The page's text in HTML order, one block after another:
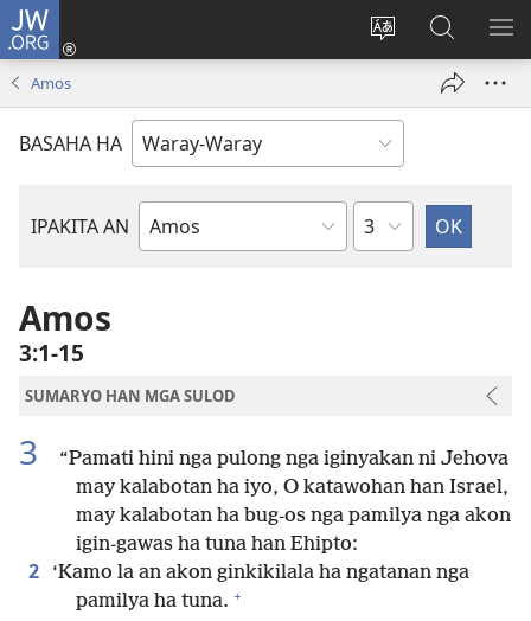
JW.ORG
Balyui
yinaknan
an
site
Pag-
log
new
Pamiling
ha
JW.ORG
Amos
BASAHA HA
IPAKITA AN
Libro
Kapitulo
Amos
3:1-15
SUMARYO HAN MGA SULOD
3
“Pamati hini nga pulong nga iginyakan ni Jehova
may kalabotan ha iyo, O katawohan han Israel,
may kalabotan ha bug-os nga pamilya nga akon
igin-gawas ha tuna han Ehipto:
2
‘Kamo la an akon ginkikilala ha ngatanan nga
pamilya ha tuna. +